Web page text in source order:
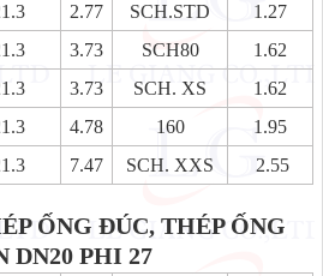
2.77 SCH.STD
1.27
3.73 SCH80
1.62
3.73 SCH. XS
1.62
4.78 160
1.95
7.47 SCH. XXS 2.55
ỐNG ĐÚC, THÉP ỐNG
DN20 PHI 27